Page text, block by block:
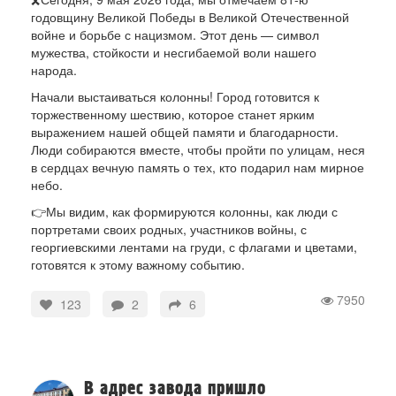
годовщину Великой Победы в Великой Отечественной
войне и борьбе с нацизмом. Этот день — символ
мужества, стойкости и несгибаемой воли нашего
народа.
Начали выстаиваться колонны! Город готовится к
торжественному шествию, которое станет ярким
выражением нашей общей памяти и благодарности.
Люди собираются вместе, чтобы пройти по улицам, неся
в сердцах вечную память о тех, кто подарил нам мирное
небо.
👉Мы видим, как формируются колонны, как люди с
портретами своих родных, участников войны, с
георгиевскими лентами на груди, с флагами и цветами,
готовятся к этому важному событию.
7950
123 2 6
В адрес завода пришло